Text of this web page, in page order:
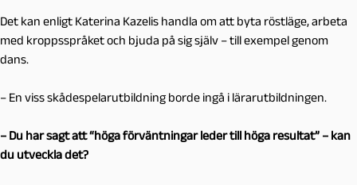
Det kan enligt Katerina Kazelis handla om att byta röstläge, arbeta
med kroppsspråket och bjuda på sig själv – till exempel genom
dans.
– En viss skådespelarutbildning borde ingå i lärarutbildningen.
– Du har sagt att “höga förväntningar leder till höga resultat” – kan
du utveckla det?